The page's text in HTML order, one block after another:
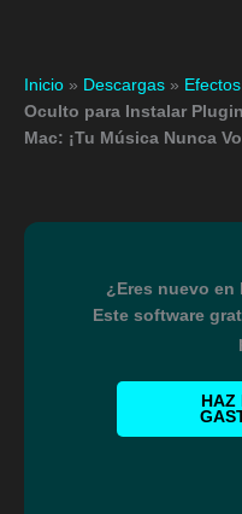
Inicio » Descargas »
Oculto para Instalar
Mac: ¡Tu Música Nunca
¿Eres nuevo
Este software
HAZ